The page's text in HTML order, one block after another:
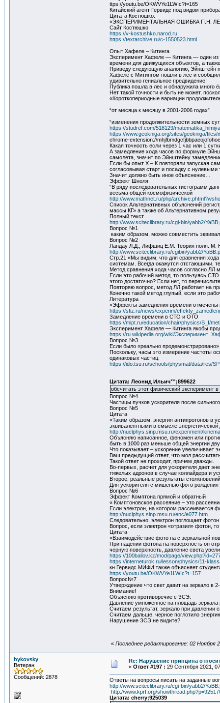
ttps://youtu.be/OKWVYe1LWIc?t=165
Китайский агент Гервидс под видом
Цитата Костюшко:
«ЭКСПЕРИМЕНТАЛЬНАЯ ОШИБКА П.Н.
Сайт Костюшко
https://v-kostushko.narod.ru
https://textarchive.ru/c-1550523.html
Опыт Хафеле – Китинга
Эксперимент Хафеле — Китинга — один из
времени для движущихся объектов, а
Приведу следующую аналогию, Эйнштейн
Хафеле с Митингом пошли в лес и
удивительно гениальное предвидение!
Публика пошла в лес и обнаружила много
Нет такой точности и быть не может,
«Короткопериодные вариации
“от месяца к месяцу в 2001-2006 годах”
“изменения продолжительности земных
https://studref.com/518129/
https://www.geokniga.org/sites/geokniga/files/
chrome-extension://
Какая точность если через 1 час или 1
А замедление хода часов по формуле
самолета, значит по Эйнштейну
Если бы опыт Х – К повторяли запуская
согласовывая старт и посадку с нулевыми
Значит должно быть иное объяснение…
Эффект Шноля
“В ряду последовательных гистограмм
весьма общей космофизической
http://www.mathnet.ru/php/
Список Альтернативных объяснений
массы КГ» а также об Альтернативном
Полный текст
http://www.sciteclibrary.ru/cgi-bin/yabb2/
Вопрос №1
каким образом, можно совместить
Вопрос №2
Ландау Л.Д., Лифшиц Е.М. Теория поля. М.
http://www.sciteclibrary.ru/cgibin/yabb2/
Стр.21 «Мы видим, что для сравнения
системам. Всегда окажутся отстающими,
Метод сравнения хода часов согласно ЛЛ
Если это рабочий метод, то пользуясь
этого достаточно? Если нет, то
Повторяю вопрос, метод ЛЛ работает на
Конечно такой метод глупый, если это
Литература
«Эффекты замедления времени отмечены
https://sfiz.ru/news/experim/
Замедление времени в СТО и ОТО
https://mipt.ru/education/chair/physics/S_I/
Эксперимент Хафеле — Китинга якобы
https://ru.wikipedia.org/wiki/
Вопрос №3
Если было «реально
Поскольку, часы это измерение частоты
одинаковых частиц.
https://ido.tsu.ru/schools/physmat/data/res/
Цитата: Леонид Ильич™;899622
обсчитать этот физический эксперимент
Вопрос №4
Частицы пучков ускорителя после
Вопрос №5
Цитата
«Таким образом, энергия антипротонов в
эквивалентными в смысле
http://nuclphys.sinp.msu.ru/experiment/
Объясняю написанное, феномен или
быть в 1000 раз меньше общей энергии
Что показывает – ускорение увеличивает
Ваш предыдущий ответ, что мол
Такой ответ не проходит, причем дважды.
Во-первых, расчет для ускорителя дает
тяжелых адронов в случае коллайдера и
Второе, реальные результаты
Для ускорителя с мишенью фото рождения
Вопрос №6
Эффект Комптона прямой и обратный
« Комптоновское рассеяние – это
Если электрон, на котором рассеивается
http://nuclphys.sinp.msu.ru/enc/e077.htm
Следовательно, электрон поглощает
Вопрос, если электрон «отразил» фотон,
Цитата
«Взаимодействие фото на с зеркальной
При падении фотона на поверхность он
черную поверхность, давление света
https://100ballov.kz/mod/page/
https://interneturok.ru/lesson/physics/11-
кн Гервидс МИФИ также объясняет
https://youtu.be/OKWVYe1LWIc?t=157
Вопрос№7
Утверждение что свет давит на зеркало в
Внимание!
Объясняю противоречие с ЗСЭ.
Давление умноженное на площадь
Считаем результат, зеркало при
Считаем дальше, черное поглотило
Нарушение ЗСЭ не видите?
« Последнее редактирование: 02 Ноября
bykovsky
Ветеран
Сообщений: 2878
Re: Нарушение принципа
« Ответ #197 : 29 Сентября 2021,
Ответы на вопросы писать на заданные
http://www.sciteclibrary.ru/cgi-bin/yabb2/
http://www.kprf.org/
Цитата: cherry;925039